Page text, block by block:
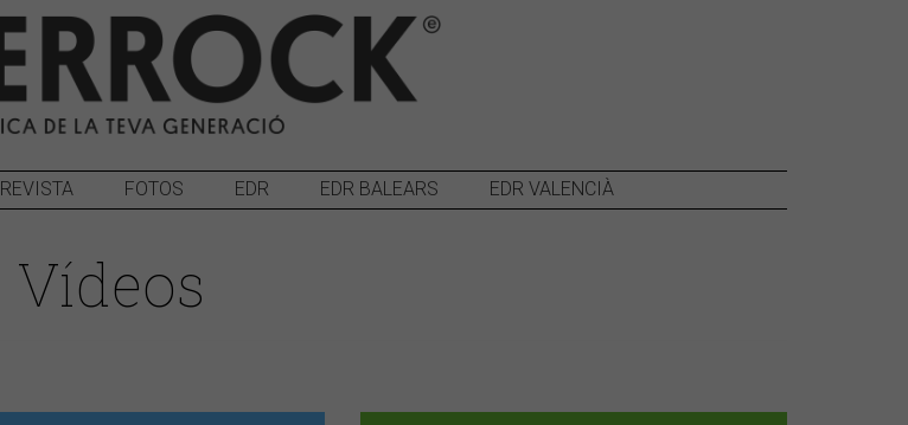
REVISTA FOTOS EDR EDR BALEARS EDR VALENCIÀ
Vídeos